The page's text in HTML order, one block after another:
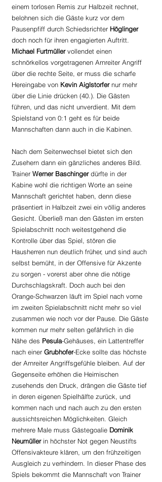
einem torlosen Remis zur Halbzeit rechnet,
belohnen sich die Gäste kurz vor dem
Pausenpfiff durch Schiedsrichter Höglinger
doch noch für ihren engagierten Auftritt.
Michael Furtmüller vollendet einen
schnörkellos vorgetragenen Arnreiter Angriff
über die rechte Seite, er muss die scharfe
Hereingabe von Kevin Aiglstorfer nur mehr
über die Linie drücken (40.). Die Gästen
führen, und das nicht unverdient. Mit dem
Spielstand von 0:1 geht es für beide
Mannschaften dann auch in die Kabinen.
Nach dem Seitenwechsel bietet sich den
Zusehern dann ein gänzliches anderes Bild.
Trainer Werner Baschinger dürfte in der
Kabine wohl die richtigen Worte an seine
Mannschaft gerichtet haben, denn diese
präsentiert in Halbzeit zwei ein völlig anderes
Gesicht. Überließ man den Gästen im ersten
Spielabschnitt noch weitestgehend die
Kontrolle über das Spiel, stören die
Hausherren nun deutlich früher, und sind auch
selbst bemüht, in der Offensive für Akzente
zu sorgen - vorerst aber ohne die nötige
Durchschlagskraft. Doch auch bei den
Orange-Schwarzen läuft im Spiel nach vorne
im zweiten Spielabschnitt nicht mehr so viel
zusammen wie noch vor der Pause. Die Gäste
kommen nur mehr selten gefährlich in die
Nähe des Pesula-Gehäuses, ein Lattentreffer
nach einer Grubhofer-Ecke sollte das höchste
der Arnreiter Angriffsgefühle bleiben. Auf der
Gegenseite erhöhen die Heimischen
zusehends den Druck, drängen die Gäste tief
in deren eigenen Spielhälfte zurück, und
kommen nach und nach auch zu den ersten
aussichtsreichen Möglichkeiten. Gleich
mehrere Male muss Gästegoalie Dominik
Neumüller in höchster Not gegen Neustifts
Offensivakteure klären, um den frühzeitigen
Ausgleich zu verhindern. In dieser Phase des
Spiels bekommt die Mannschaft von Trainer